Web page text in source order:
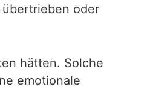
oder
hätten. Solche
emotionale